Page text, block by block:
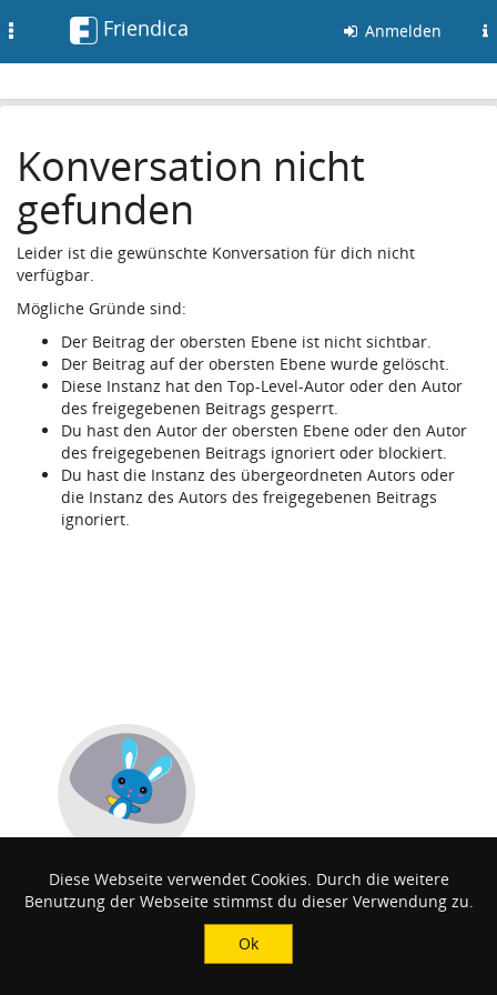
Friendica Anmelden
Konversation nicht
gefunden
Leider ist die gewünschte Konversation für dich nicht
verfügbar.
Mögliche Gründe sind:
Der Beitrag der obersten Ebene ist nicht sichtbar.
Der Beitrag auf der obersten Ebene wurde gelöscht.
Diese Instanz hat den Top-Level-Autor oder den Autor
des freigegebenen Beitrags gesperrt.
Du hast den Autor der obersten Ebene oder den Autor
des freigegebenen Beitrags ignoriert oder blockiert.
Du hast die Instanz des übergeordneten Autors oder
die Instanz des Autors des freigegebenen Beitrags
ignoriert.
Diese Webseite verwendet Cookies. Durch die weitere
Benutzung der Webseite stimmst du dieser Verwendung zu.
Ok